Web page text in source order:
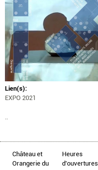
Lien(s):
EXPO 2021
..
Château et
Orangerie du
Heures
d'ouvertures